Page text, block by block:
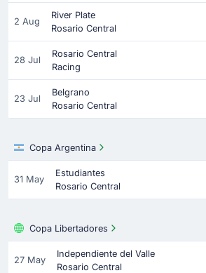
2 Aug
River Plate
Rosario Central
28 Jul
Rosario Central
Racing
23 Jul
Belgrano
Rosario Central
Copa Argentina
31 May
Estudiantes
Rosario Central
Copa Libertadores
27 May
Independiente del Valle
Rosario Central